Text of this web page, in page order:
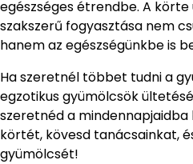
egészséges étrendbe. A
szakszerű fogyasztása nem
hanem az egészségünkbe is
Ha szeretnél többet tudni a
egzotikus gyümölcsök
szeretnéd a
körtét, kövesd tanácsainkat,
gyümölcsét!